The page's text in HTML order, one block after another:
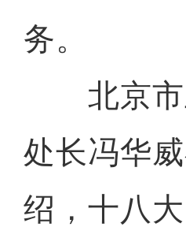
务。
北京市
处长冯华
绍，十八